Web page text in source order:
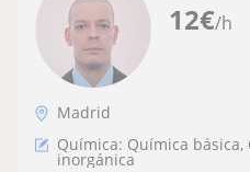
12€/h
Madrid
Química: Química
inorgánica